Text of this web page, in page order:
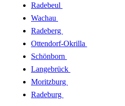
Radebeul
Wachau
Radeberg
Ottendorf-Okrilla
Schönborn
Langebrück
Moritzburg
Radeburg